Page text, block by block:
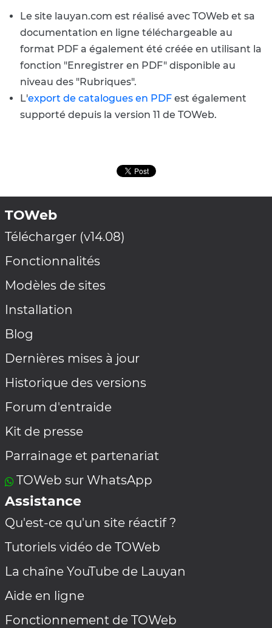
Le site lauyan.com est réalisé avec TOWeb et sa
documentation en ligne téléchargeable au
format PDF a également été créée en utilisant la
fonction "Enregistrer en PDF" disponible au
niveau des "Rubriques".
L'export de catalogues en PDF est également
supporté depuis la version 11 de TOWeb.
TOWeb
Télécharger (v14.08)
Fonctionnalités
Modèles de sites
Installation
Blog
Dernières mises à jour
Historique des versions
Forum d'entraide
Kit de presse
Parrainage et partenariat
TOWeb sur WhatsApp
Assistance
Qu'est-ce qu'un site réactif ?
Tutoriels vidéo de TOWeb
La chaîne YouTube de Lauyan
Aide en ligne
Fonctionnement de TOWeb